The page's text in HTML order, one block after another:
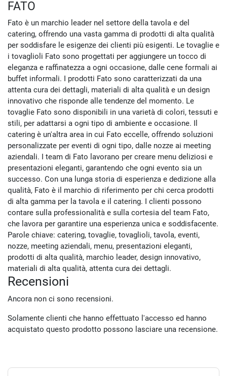
FATO
Fato è un marchio leader nel settore della tavola e del
catering, offrendo una vasta gamma di prodotti di alta qualità
per soddisfare le esigenze dei clienti più esigenti. Le tovaglie e
i tovaglioli Fato sono progettati per aggiungere un tocco di
eleganza e raffinatezza a ogni occasione, dalle cene formali ai
buffet informali. I prodotti Fato sono caratterizzati da una
attenta cura dei dettagli, materiali di alta qualità e un design
innovativo che risponde alle tendenze del momento. Le
tovaglie Fato sono disponibili in una varietà di colori, tessuti e
stili, per adattarsi a ogni tipo di ambiente e occasione. Il
catering è un'altra area in cui Fato eccelle, offrendo soluzioni
personalizzate per eventi di ogni tipo, dalle nozze ai meeting
aziendali. I team di Fato lavorano per creare menu deliziosi e
presentazioni eleganti, garantendo che ogni evento sia un
successo. Con una lunga storia di esperienza e dedizione alla
qualità, Fato è il marchio di riferimento per chi cerca prodotti
di alta gamma per la tavola e il catering. I clienti possono
contare sulla professionalità e sulla cortesia del team Fato,
che lavora per garantire una esperienza unica e soddisfacente.
Parole chiave: catering, tovaglie, tovaglioli, tavola, eventi,
nozze, meeting aziendali, menu, presentazioni eleganti,
prodotti di alta qualità, marchio leader, design innovativo,
materiali di alta qualità, attenta cura dei dettagli.
Recensioni
Ancora non ci sono recensioni.
Solamente clienti che hanno effettuato l'accesso ed hanno
acquistato questo prodotto possono lasciare una recensione.